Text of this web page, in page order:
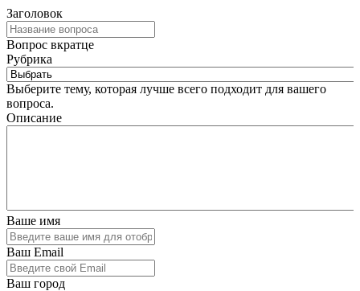
Заголовок
Вопрос вкратце
Рубрика
Выберите тему, которая лучше всего подходит для вашего
вопроса.
Описание
Ваше имя
Ваш Email
Ваш город